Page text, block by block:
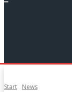
Start News